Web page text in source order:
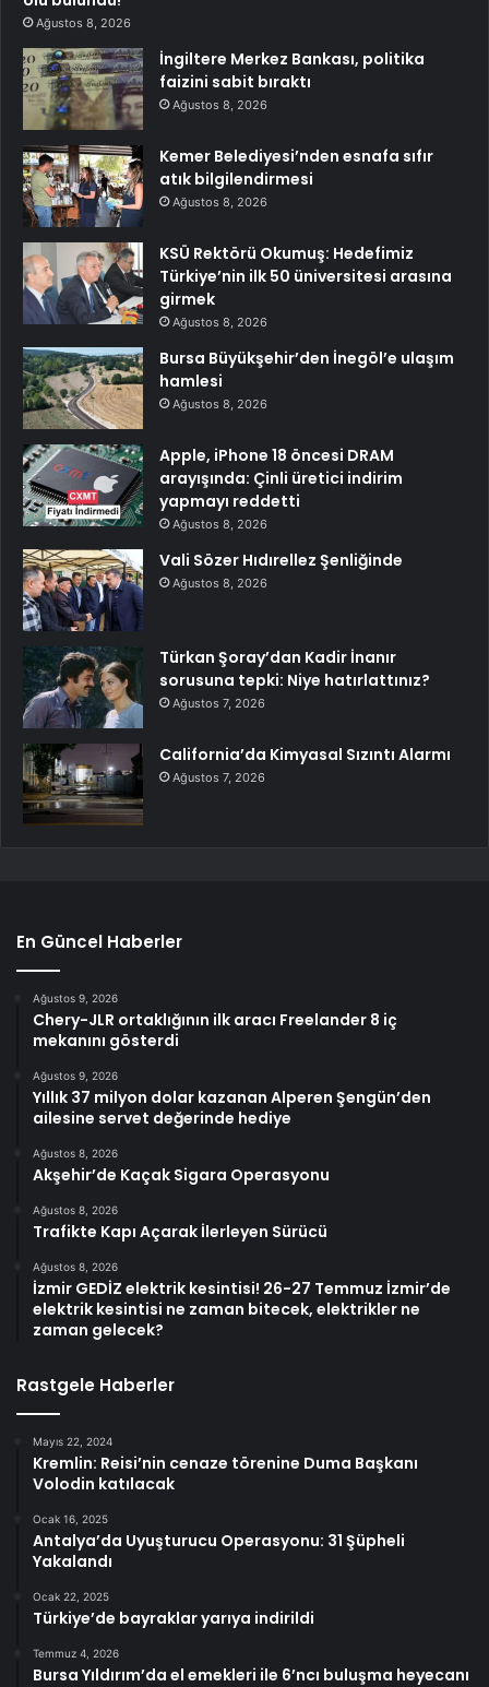
Ağustos 8, 2026
İngiltere Merkez Bankası, politika
faizini sabit bıraktı
Ağustos 8, 2026
Kemer Belediyesi’nden esnafa sıfır
atık bilgilendirmesi
Ağustos 8, 2026
KSÜ Rektörü Okumuş: Hedefimiz
Türkiye’nin ilk 50 üniversitesi arasına
girmek
Ağustos 8, 2026
Bursa Büyükşehir’den İnegöl’e ulaşım
hamlesi
Ağustos 8, 2026
Apple, iPhone 18 öncesi DRAM
arayışında: Çinli üretici indirim
yapmayı reddetti
Ağustos 8, 2026
Vali Sözer Hıdırellez Şenliğinde
Ağustos 8, 2026
Türkan Şoray’dan Kadir İnanır
sorusuna tepki: Niye hatırlattınız?
Ağustos 7, 2026
California’da Kimyasal Sızıntı Alarmı
Ağustos 7, 2026
En Güncel Haberler
Ağustos 9, 2026
Chery-JLR ortaklığının ilk aracı Freelander 8 iç
mekanını gösterdi
Ağustos 9, 2026
Yıllık 37 milyon dolar kazanan Alperen Şengün’den
ailesine servet değerinde hediye
Ağustos 8, 2026
Akşehir’de Kaçak Sigara Operasyonu
Ağustos 8, 2026
Trafikte Kapı Açarak İlerleyen Sürücü
Ağustos 8, 2026
İzmir GEDİZ elektrik kesintisi! 26-27 Temmuz İzmir’de
elektrik kesintisi ne zaman bitecek, elektrikler ne
zaman gelecek?
Rastgele Haberler
Mayıs 22, 2024
Kremlin: Reisi’nin cenaze törenine Duma Başkanı
Volodin katılacak
Ocak 16, 2025
Antalya’da Uyuşturucu Operasyonu: 31 Şüpheli
Yakalandı
Ocak 22, 2025
Türkiye’de bayraklar yarıya indirildi
Temmuz 4, 2026
Bursa Yıldırım’da el emekleri ile 6’ncı buluşma heyecanı